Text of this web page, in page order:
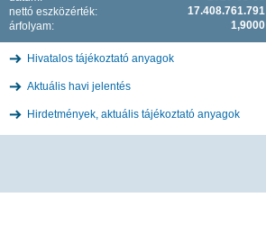
17.408.761.791
nettó eszközérték:
1,9000
árfolyam:
Hivatalos tájékoztató anyagok
Aktuális havi jelentés
Hirdetmények, aktuális tájékoztató anyagok